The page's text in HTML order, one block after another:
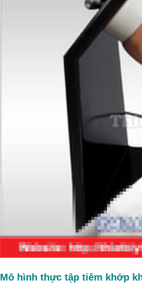
Mô hình thực tập tiêm khớp